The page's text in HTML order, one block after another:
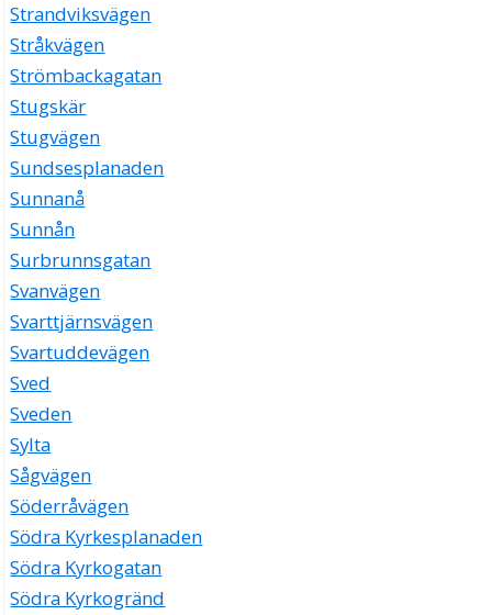
Strandviksvägen
Stråkvägen
Strömbackagatan
Stugskär
Stugvägen
Sundsesplanaden
Sunnanå
Sunnån
Surbrunnsgatan
Svanvägen
Svarttjärnsvägen
Svartuddevägen
Sved
Sveden
Sylta
Sågvägen
Söderråvägen
Södra Kyrkesplanaden
Södra Kyrkogatan
Södra Kyrkogränd